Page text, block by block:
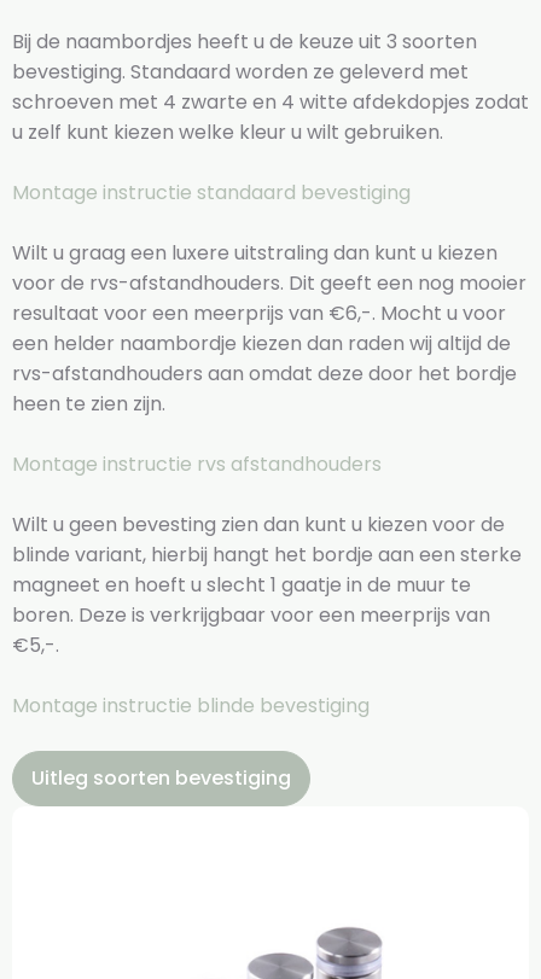
Bij de naambordjes heeft u de keuze uit 3 soorten
bevestiging. Standaard worden ze geleverd met
schroeven met 4 zwarte en 4 witte afdekdopjes zodat
u zelf kunt kiezen welke kleur u wilt gebruiken.
Montage instructie standaard bevestiging
Wilt u graag een luxere uitstraling dan kunt u kiezen
voor de rvs-afstandhouders. Dit geeft een nog mooier
resultaat voor een meerprijs van €6,-. Mocht u voor
een helder naambordje kiezen dan raden wij altijd de
rvs-afstandhouders aan omdat deze door het bordje
heen te zien zijn.
Montage instructie rvs afstandhouders
Wilt u geen bevesting zien dan kunt u kiezen voor de
blinde variant, hierbij hangt het bordje aan een sterke
magneet en hoeft u slecht 1 gaatje in de muur te
boren. Deze is verkrijgbaar voor een meerprijs van
€5,-.
Montage instructie blinde bevestiging
Uitleg soorten bevestiging